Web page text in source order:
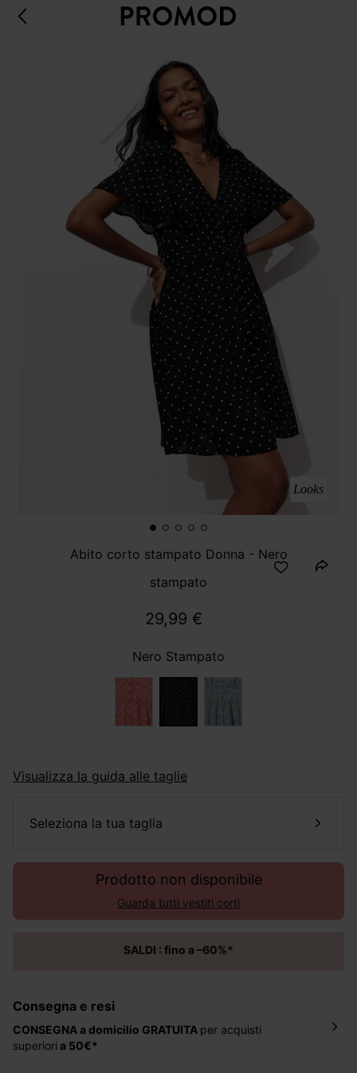
Looks
Abito corto stampato Donna - Nero
stampato
29,99 €
Nero Stampato
Visualizza la guida alle taglie
seleziona la tua taglia
Prodotto non disponibile
Guarda tutti vestiti corti
SALDI : fino a –60%*
Consegna e resi
CONSEGNA a domicilio GRATUITA per acquisti
superiori a 50€*